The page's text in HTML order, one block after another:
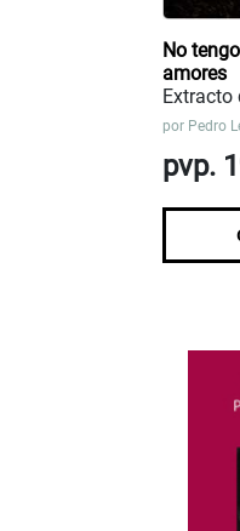
No
amores
Extracto
por Pedro
pvp.